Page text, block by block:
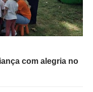
com alegria no